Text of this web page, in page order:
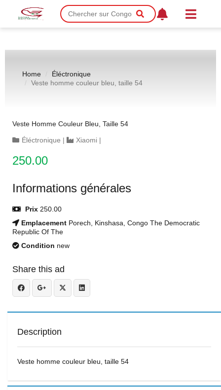
Home
Éléctronique
Veste homme couleur bleu, taille 54
Veste Homme Couleur Bleu, Taille 54
Éléctronique | Xiaomi |
250.00
Informations générales
Prix 250.00
Emplacement Porech, Kinshasa, Congo The Democratic
Republic Of The
Condition new
Share this ad
Description
Veste homme couleur bleu, taille 54